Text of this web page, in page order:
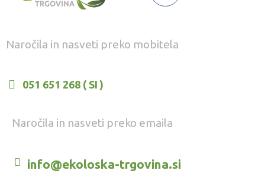
Naročila in nasveti preko mobitela
051 651 268 ( SI )
Naročila in nasveti preko emaila
info@ekoloska-trgovina.si